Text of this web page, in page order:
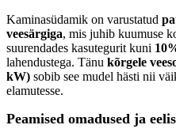
Kaminasüdamik on varustatud
veesärgiga, mis juhib kuumuse
suurendades kasutegurit kuni
lahendustega. Tänu kõrgele
kW) sobib see mudel hästi nii
elamutesse.
Peamised omadused ja